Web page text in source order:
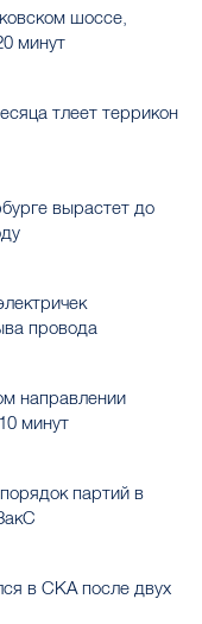
шоссе,
минут
тлеет террикон
вырастет до
провода
направлении
минут
партий в
в СКА после двух